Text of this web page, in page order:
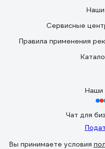
Наши
Сервисные
Правила применения
Наши
Чат для
Вы принимаете условия